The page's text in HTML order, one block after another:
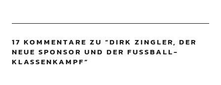
17 KOMMENTARE ZU “DIRK ZINGLER, DER
NEUE SPONSOR UND DER FUSSBALL-K
LASSENKAMPF
”